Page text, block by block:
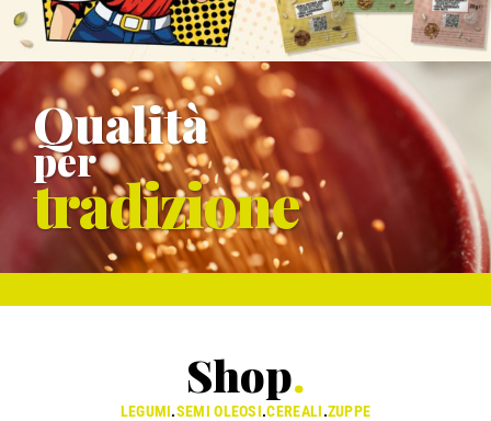
Qualità
per
tradizione
Shop.
LEGUMI.SEMI OLEOSI.CEREALI.ZUPPE